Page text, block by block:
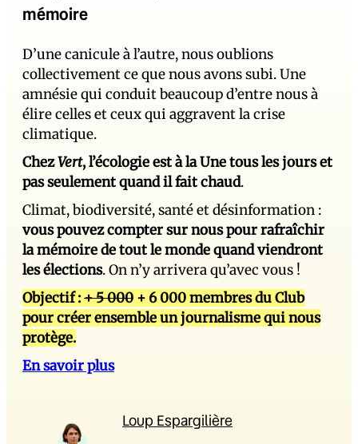
mémoire
D’une canicule à l’autre, nous oublions
collectivement ce que nous avons subi. Une
amnésie qui conduit beaucoup d’entre nous à
élire celles et ceux qui aggravent la crise
climatique.
ChezVert, l’écologie est à la Une tous les jours et
pas seulement quand il fait chaud.
Climat, biodiversité, santé et désinformation :
vous pouvez compter sur nous pour rafraîchir
la mémoire de tout le monde quand viendront
les élections. On n’y arrivera qu’avec vous !
Objectif :+ 5 000 + 6 000 membres du Club
pour créer ensemble un journalisme qui nous
protège.
En savoir plus
Loup Espargilière